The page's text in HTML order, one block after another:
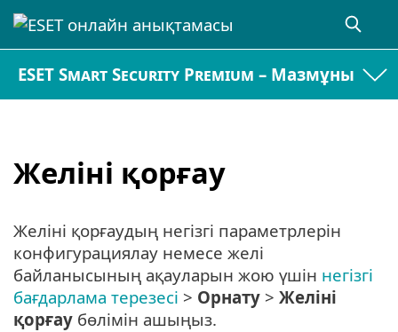
ESET Smart Security Premium – Мазмұны
Желіні қорғау
Желіні қорғаудың негізгі параметрлерін
конфигурациялау немесе желі
байланысының ақауларын жою үшін негізгі
бағдарлама терезесі > Орнату > Желіні
қорғау бөлімін ашыңыз.